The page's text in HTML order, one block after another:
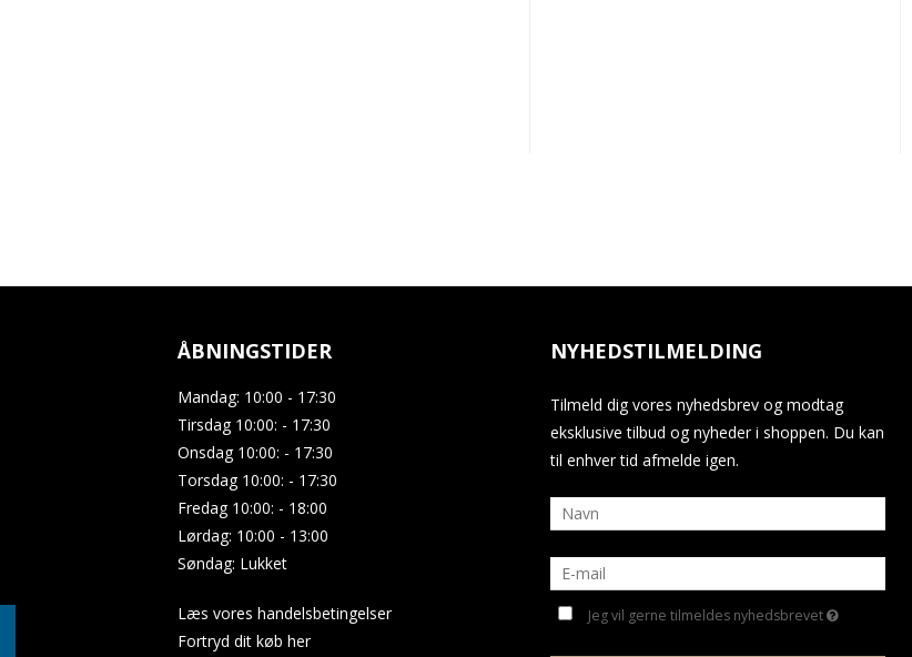
ÅBNINGSTIDER
Mandag: 10:00 - 17:30
Tirsdag 10:00: - 17:30
Onsdag 10:00: - 17:30
Torsdag 10:00: - 17:30
Fredag 10:00: - 18:00
Lørdag: 10:00 - 13:00
Søndag: Lukket
Læs vores handelsbetingelser
Fortryd dit køb her
NYHEDSTILMELDING
Tilmeld dig vores nyhedsbrev og modtag
eksklusive tilbud og nyheder i shoppen. Du kan
til enhver tid afmelde igen.
Jeg vil gerne tilmeldes nyhedsbrevet